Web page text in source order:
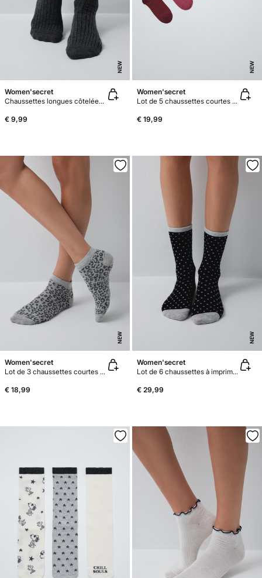
NEW
Women'secret
Chaussettes longues côtelées à carreaux vichy grises
€ 9,99
NEW
Women'secret
Lot de 5 chaussettes courtes lurex roses
€ 19,99
NEW
Women'secret
Lot de 3 chaussettes courtes imprimé animal
€ 18,99
NEW
Women'secret
Lot de 6 chaussettes à imprimé pois et lurex
€ 29,99